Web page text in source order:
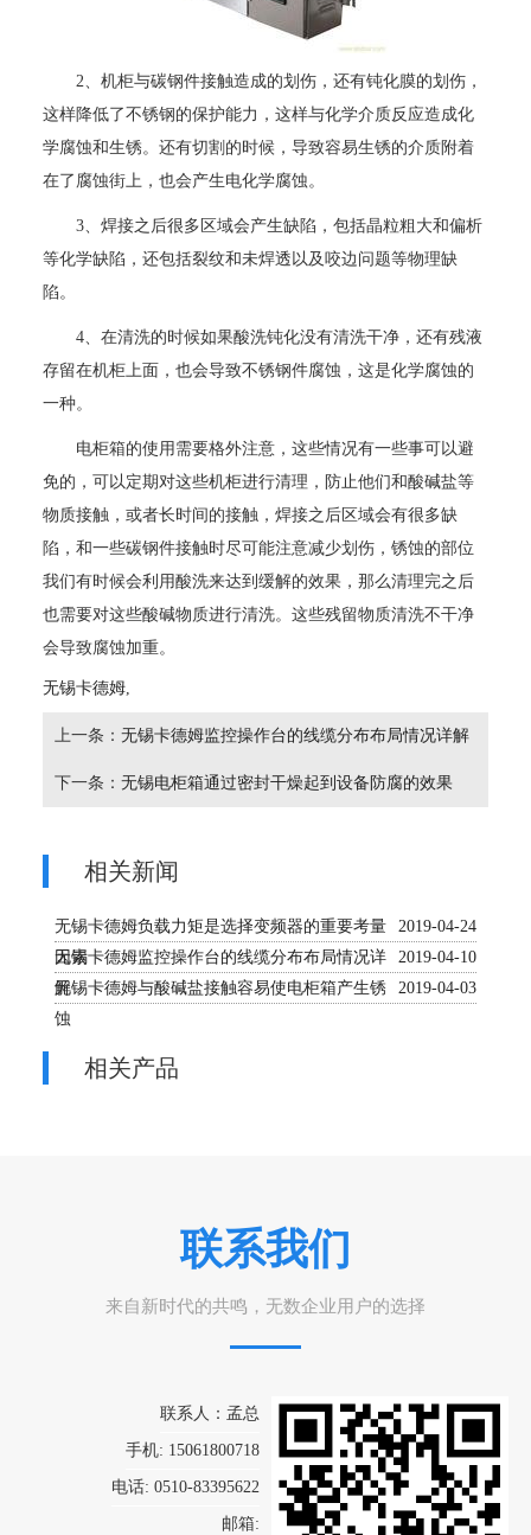
2、机柜与碳钢件接触造成的划伤，还有钝化膜的划伤，
这样降低了不锈钢的保护能力，这样与化学介质反应造成化
学腐蚀和生锈。还有切割的时候，导致容易生锈的介质附着
在了腐蚀街上，也会产生电化学腐蚀。
3、焊接之后很多区域会产生缺陷，包括晶粒粗大和偏析
等化学缺陷，还包括裂纹和未焊透以及咬边问题等物理缺
陷。
4、在清洗的时候如果酸洗钝化没有清洗干净，还有残液
存留在机柜上面，也会导致不锈钢件腐蚀，这是化学腐蚀的
一种。
电柜箱的使用需要格外注意，这些情况有一些事可以避
免的，可以定期对这些机柜进行清理，防止他们和酸碱盐等
物质接触，或者长时间的接触，焊接之后区域会有很多缺
陷，和一些碳钢件接触时尽可能注意减少划伤，锈蚀的部位
我们有时候会利用酸洗来达到缓解的效果，那么清理完之后
也需要对这些酸碱物质进行清洗。这些残留物质清洗不干净
会导致腐蚀加重。
无锡卡德姆,
上一条： 无锡卡德姆监控操作台的线缆分布布局情况详解
下一条： 无锡电柜箱通过密封干燥起到设备防腐的效果
相关新闻
2019-04-24
无锡卡德姆负载力矩是选择变频器的重要考量
因素
2019-04-10
无锡卡德姆监控操作台的线缆分布布局情况详
解
2019-04-03
无锡卡德姆与酸碱盐接触容易使电柜箱产生锈
蚀
相关产品
联系我们
来自新时代的共鸣，无数企业用户的选择
联系人：孟总
手机: 15061800718
电话: 0510-83395622
邮箱: